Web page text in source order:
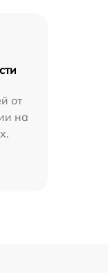
от
на